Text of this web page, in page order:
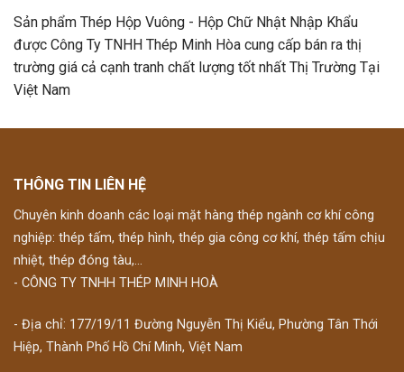
Sản phẩm Thép Hộp Vuông - Hộp Chữ Nhật Nhập Khẩu
được Công Ty TNHH Thép Minh Hòa cung cấp bán ra thị
trường giá cả cạnh tranh chất lượng tốt nhất Thị Trường Tại
Việt Nam
THÔNG TIN LIÊN HỆ
Chuyên kinh doanh các loại mặt hàng thép ngành cơ khí công
nghiệp: thép tấm, thép hình, thép gia công cơ khí, thép tấm chịu
nhiệt, thép đóng tàu,...
- CÔNG TY TNHH THÉP MINH HOÀ
- Địa chỉ: 177/19/11 Đường Nguyễn Thị Kiểu, Phường Tân Thới
Hiệp, Thành Phố Hồ Chí Minh, Việt Nam